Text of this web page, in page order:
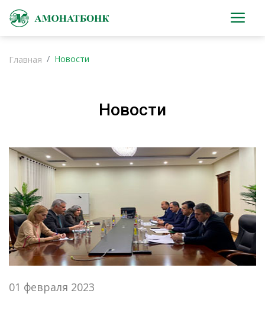
Главная Новости
Новости
01 февраля 2023